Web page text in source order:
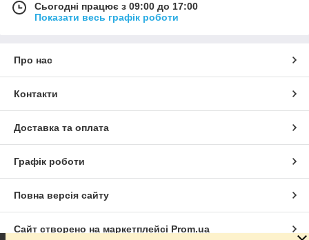
Сьогодні працює з 09:00 до 17:00
Показати весь графік роботи
Про нас
Контакти
Доставка та оплата
Графік роботи
Повна версія сайту
Сайт створено на маркетплейсі Prom.ua